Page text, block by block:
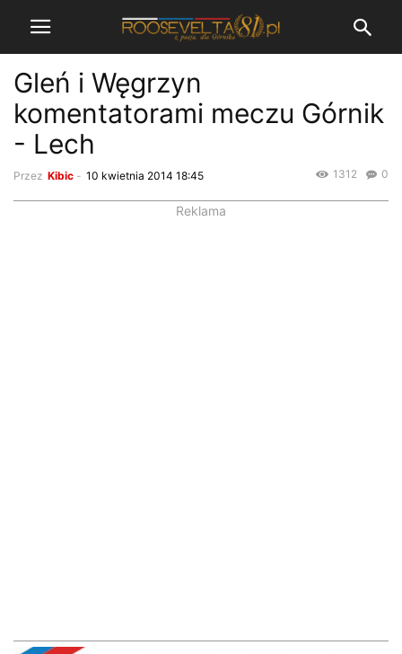
Gleń i Węgrzyn
komentatorami meczu Górnik
- Lech
Przez Kibic - 10 kwietnia 2014 18:45 0
1312